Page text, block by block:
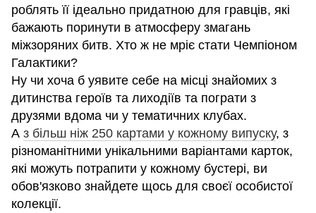
роблять її ідеально придатною для гравців, які
бажають поринути в атмосферу змагань
міжзоряних битв. Хто ж не мріє стати Чемпіоном
Галактики?
Ну чи хоча б уявите себе на місці знайомих з
дитинства героїв та лиходіїв та пограти з
друзями вдома чи у тематичних клубах.
А з більш ніж 250 картами у кожному випуску, з
різноманітними унікальними варіантами карток,
які можуть потрапити у кожному бустері, ви
обов'язково знайдете щось для своєї особистої
колекції.